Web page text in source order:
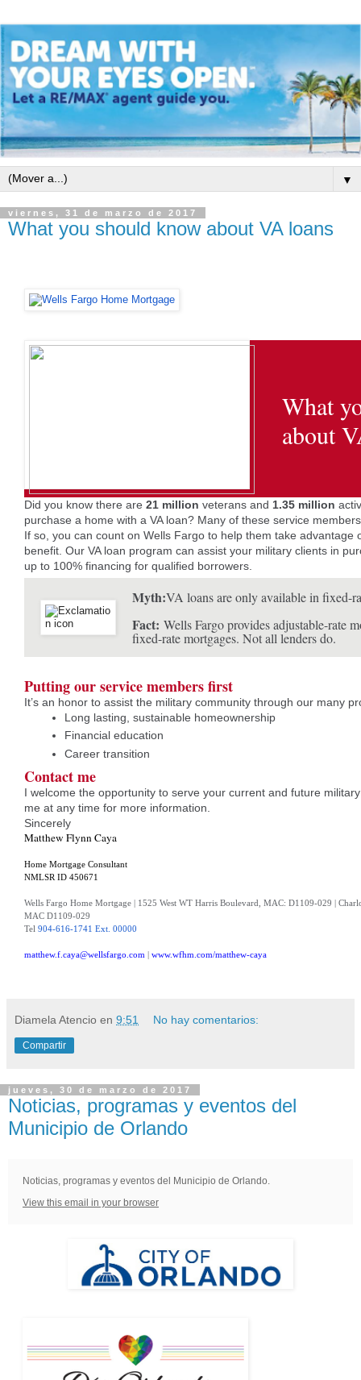
▼
viernes, 31 de marzo de 2017
What you should know about VA loans
What
about
Did you know there are 21 million veterans and 1.35 million
purchase a home with a VA loan? Many of these service
If so, you can count on Wells Fargo to help them take advantage
benefit. Our VA loan program can assist your military clients in
up to 100% financing for qualified borrowers.
Myth:VA loans are only available in fixed-
Fact: Wells Fargo provides adjustable-rate
fixed-rate mortgages. Not all lenders do.
Putting our service members first
It’s an honor to assist the military community through our many
Long lasting, sustainable homeownership
Financial education
Career transition
Contact me
I welcome the opportunity to serve your current and future
me at any time for more information.
Sincerely
Matthew Flynn Caya
Home Mortgage Consultant
NMLSR ID 450671
Wells Fargo Home Mortgage | 1525 West WT Harris Boulevard, MAC: D1109-029 |
MAC D1109-029
Tel 904-616-1741 Ext. 00000
matthew.f.caya@wellsfargo.com www.wfhm.com/matthew-caya
Diamela Atencio en 9:51 No hay comentarios:
Compartir
jueves, 30 de marzo de 2017
Noticias, programas y eventos del
Municipio de Orlando
Noticias, programas y eventos del Municipio de Orlando.
View this email in your browser